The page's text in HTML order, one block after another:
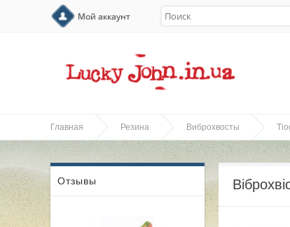
Мой аккаунт
Главная Резина Виброхвосты
Отзывы